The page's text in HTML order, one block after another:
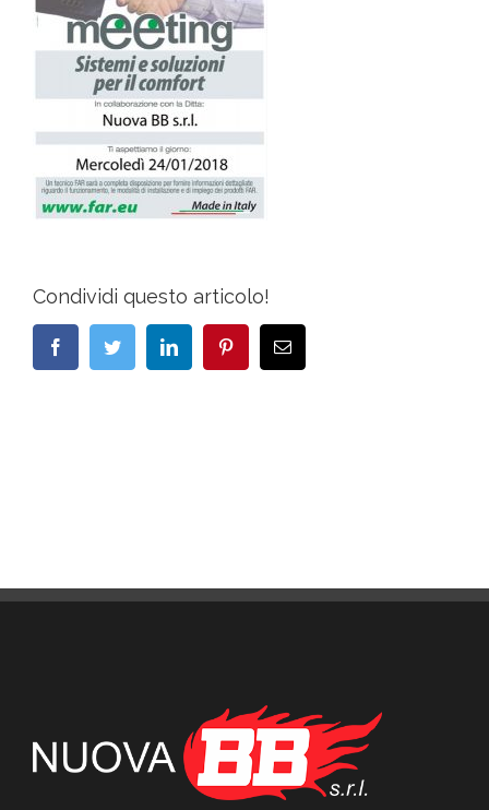
Condividi questo articolo!
FacebookTwitter LinkedIn PinterestEmail